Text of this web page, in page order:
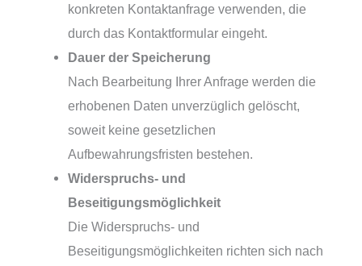
kon­kre­ten Kontaktanfrage ver­wen­den, die
durch das Kontaktformular eingeht.
Dauer der Speicherung
Nach Bearbeitung Ihrer Anfrage wer­den die
erho­be­nen Daten unver­züg­lich gelöscht,
soweit kei­ne gesetz­li­chen
Aufbewahrungsfristen bestehen.
Widerspruchs- und
Beseitigungsmöglichkeit
Die Widerspruchs- und
Beseitigungsmöglichkeiten rich­ten sich nach